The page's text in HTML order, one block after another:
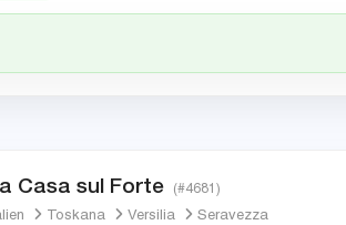
Casa sul Forte (#4681)
Toskana Versilia
Seravezza